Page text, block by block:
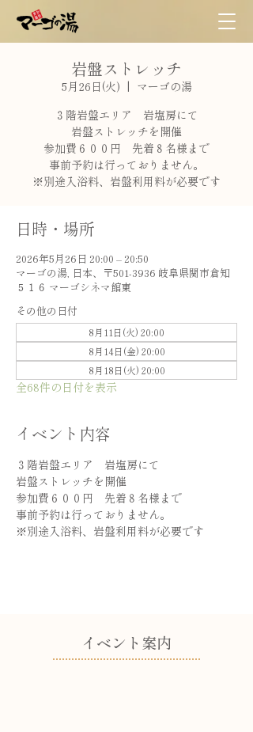
岩盤ストレッチ
5月26日(火)
  |
マーゴの湯
３階岩盤エリア 岩塩房にて
岩盤ストレッチを開催
参加費６００円 先着８名様まで
事前予約は行っておりません。
※別途入浴料、岩盤利用料が必要です
日時・場所
2026年5月26日 20:00 – 20:50
マーゴの湯, 日本、〒501-3936 岐阜県関市倉知
５１６ マーゴシネマ館東
その他の日付
8月11日(火) 20:00
8月14日(金) 20:00
8月18日(火) 20:00
全68件の日付を表示
イベント内容
３階岩盤エリア　岩塩房にて
岩盤ストレッチを開催
参加費６００円　先着８名様まで
事前予約は行っておりません。
※別途入浴料、岩盤利用料が必要です
​イベント案内